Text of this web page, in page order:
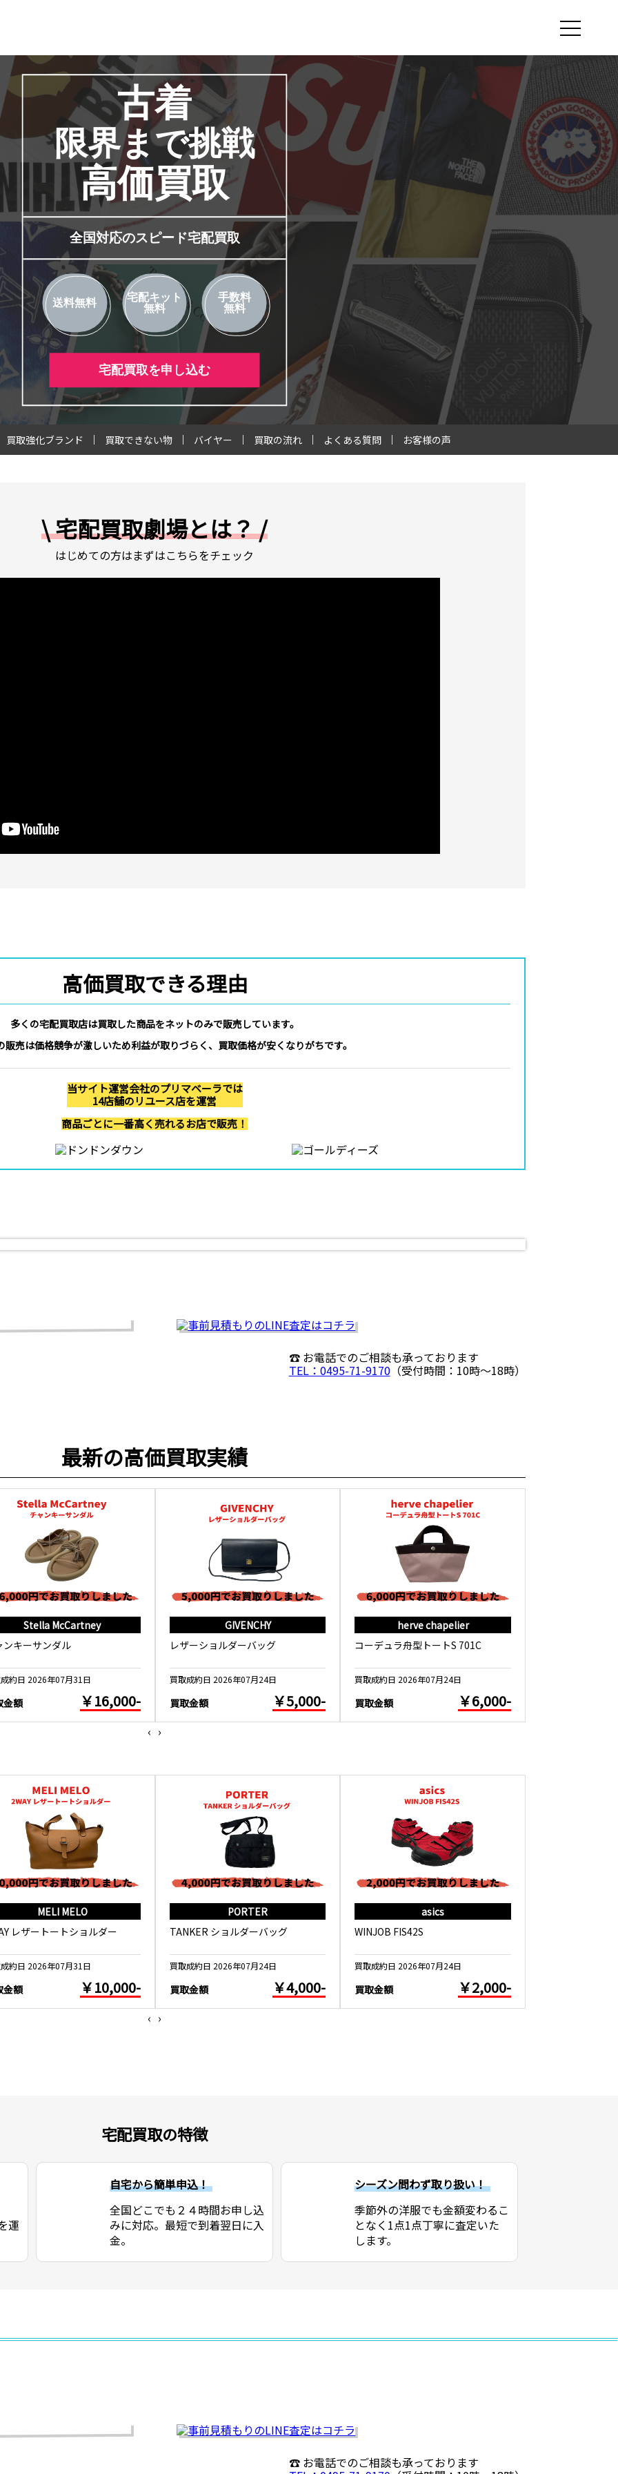
古着
限界まで挑戦
高価買取
全国対応のスピード宅配買取
送料無料
宅配キット
無料
手数料
無料
宅配買取を申し込む
買取強化ブランド 買取できない物 バイヤー 買取の流れ よくある質問 お客様の声
\ 宅配買取劇場とは？ /
はじめての方はまずはこちらをチェック
高価買取できる理由
多くの宅配買取店は買取した商品をネットのみで販売しています。
販売は価格競争が激しいため利益が取りづらく、買取価格が安くなりがちです。
当サイト運営会社のプリマベーラでは
14店舗のリユース店を運営
商品ごとに一番高く売れるお店で販売！
☎ お電話でのご相談も承っております
TEL：0495-71-9170（受付時間：10時〜18時）
最新の高価買取実績
Stella McCartney
ンキーサンダル
約日 2026年07月31日
金額 ￥16,000-
GIVENCHY
レザーショルダーバッグ
買取成約日 2026年07月24日
買取金額 ￥5,000-
herve chapelier
コーデュラ舟型トートS 701C
買取成約日 2026年07月24日
買取金額 ￥6,000-
‹ ›
MELI MELO
レザートートショルダー
約日 2026年07月31日
金額 ￥10,000-
PORTER
TANKER ショルダーバッグ
買取成約日 2026年07月24日
買取金額 ￥4,000-
asics
WINJOB FIS42S
買取成約日 2026年07月24日
買取金額 ￥2,000-
‹ ›
宅配買取の特徴
運
自宅から簡単申込！
全国どこでも２４時間お申し込
みに対応。最短で到着翌日に入
金。
シーズン問わず取り扱い！
季節外の洋服でも金額変わるこ
となく1点1点丁寧に査定いた
します。
☎ お電話でのご相談も承っております